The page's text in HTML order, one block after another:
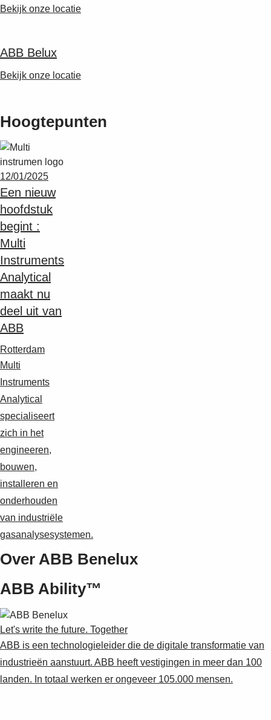
Bekijk onze locatie
ABB Belux
Bekijk onze locatie
Hoogtepunten
12/01/2025
Een nieuw
hoofdstuk
begint :
Multi
Instruments
Analytical
maakt nu
deel uit van
ABB
Rotterdam
Multi
Instruments
Analytical
specialiseert
zich in het
engineeren,
bouwen,
installeren en
onderhouden
van industriële
gasanalysesystemen.
Over ABB Benelux
ABB Ability™
Let's write the future. Together
ABB is een technologieleider die de digitale transformatie van
industrieën aanstuurt. ABB heeft vestigingen in meer dan 100
landen. In totaal werken er ongeveer 105.000 mensen.